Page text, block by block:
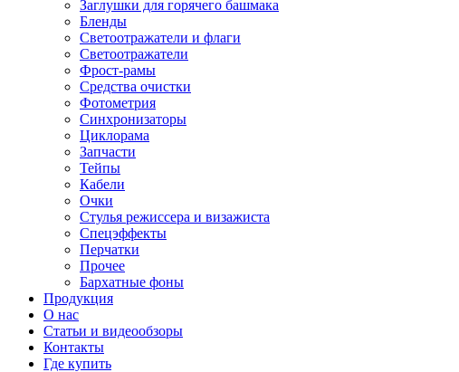
Заглушки для горячего башмака
Бленды
Светоотражатели и флаги
Светоотражатели
Фрост-рамы
Средства очистки
Фотометрия
Синхронизаторы
Циклорама
Запчасти
Тейпы
Кабели
Очки
Стулья режиссера и визажиста
Спецэффекты
Перчатки
Прочее
Бархатные фоны
Продукция
О нас
Статьи и видеообзоры
Контакты
Где купить